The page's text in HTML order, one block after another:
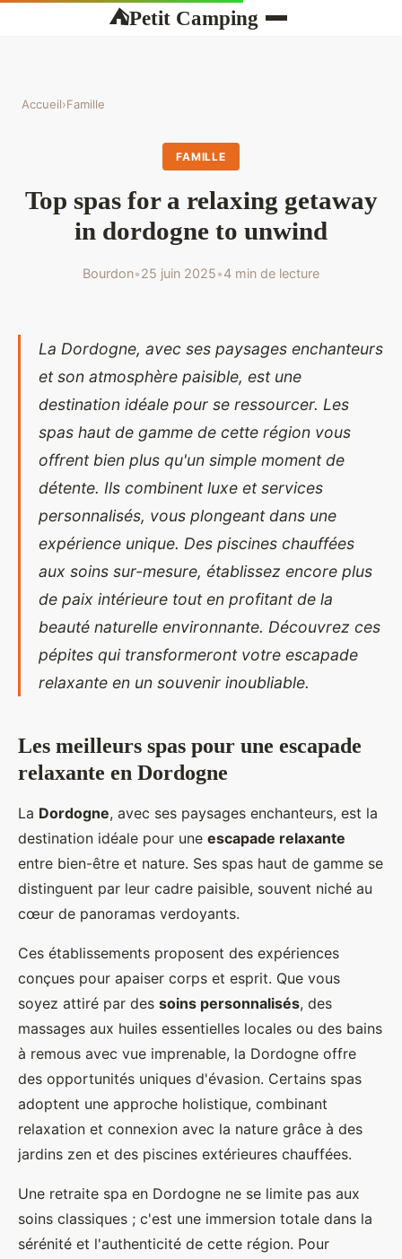
⛺Petit Camping
Accueil›Famille
FAMILLE
Top spas for a relaxing getaway
in dordogne to unwind
Bourdon•25 juin 2025•4 min de lecture
La Dordogne, avec ses paysages enchanteurs
et son atmosphère paisible, est une
destination idéale pour se ressourcer. Les
spas haut de gamme de cette région vous
offrent bien plus qu'un simple moment de
détente. Ils combinent luxe et services
personnalisés, vous plongeant dans une
expérience unique. Des piscines chauffées
aux soins sur-mesure, établissez encore plus
de paix intérieure tout en profitant de la
beauté naturelle environnante. Découvrez ces
pépites qui transformeront votre escapade
relaxante en un souvenir inoubliable.
Les meilleurs spas pour une escapade
relaxante en Dordogne
La Dordogne, avec ses paysages enchanteurs, est la
destination idéale pour une escapade relaxante
entre bien-être et nature. Ses spas haut de gamme se
distinguent par leur cadre paisible, souvent niché au
cœur de panoramas verdoyants.
Ces établissements proposent des expériences
conçues pour apaiser corps et esprit. Que vous
soyez attiré par des soins personnalisés, des
massages aux huiles essentielles locales ou des bains
à remous avec vue imprenable, la Dordogne offre
des opportunités uniques d'évasion. Certains spas
adoptent une approche holistique, combinant
relaxation et connexion avec la nature grâce à des
jardins zen et des piscines extérieures chauffées.
Une retraite spa en Dordogne ne se limite pas aux
soins classiques ; c'est une immersion totale dans la
sérénité et l'authenticité de cette région. Pour